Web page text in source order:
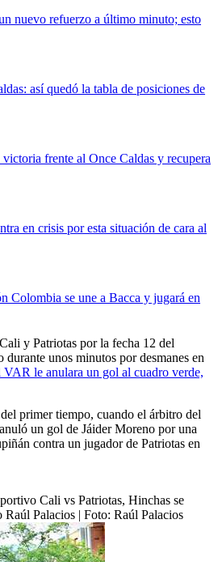
nuevo refuerzo a último minuto; esto
así quedó la tabla de posiciones de
frente al Once Caldas y recupera
en crisis por esta situación de cara al
Colombia se une a Bacca y jugará en
y Patriotas por la fecha 12 del
durante unos minutos por desmanes en
VAR le anulara un gol al cuadro verde,
primer tiempo, cuando el árbitro del
un gol de Jáider Moreno por una
contra un jugador de Patriotas en
Cali vs Patriotas, Hinchas se
Raúl Palacios | Foto: Raúl Palacios